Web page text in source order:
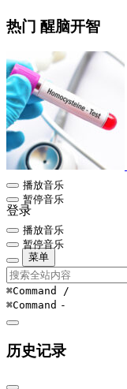
热门 醒脑开智
播放音乐
暂停音乐
登录
播放音乐
暂停音乐
菜单
⌘Command /
⌘Command -
历史记录